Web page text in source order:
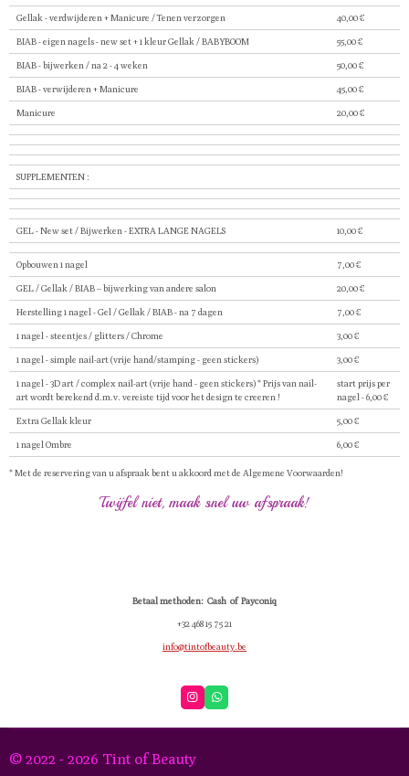
Gellak - verdwijderen + Manicure / Tenen verzorgen 40,00 €
BIAB - eigen nagels - new set + 1 kleur Gellak / BABYBOOM 55,00 €
BIAB - bijwerken / na 2 - 4 weken 50,00 €
BIAB - verwijderen + Manicure 45,00 €
Manicure 20,00 €
SUPPLEMENTEN :
GEL - New set / Bijwerken - EXTRA LANGE NAGELS 10,00 €
Opbouwen 1 nagel 7,00 €
GEL / Gellak / BIAB – bijwerking van andere salon 20,00 €
Herstelling 1 nagel - Gel / Gellak / BIAB - na 7 dagen 7,00 €
1 nagel - steentjes / glitters / Chrome 3,00 €
1 nagel - simple nail-art (vrije hand/stamping - geen stickers) 3,00 €
1 nagel - 3D art / complex nail-art (vrije hand - geen stickers) * Prijs van nail-
art wordt berekend d.m.v. vereiste tijd voor het design te creeren !
start prijs per
nagel - 6,00 €
Extra Gellak kleur 5,00 €
1 nagel Ombre 6,00 €
* Met de reservering van u afspraak bent u akkoord met de Algemene Voorwaarden!
Twijfel niet, maak snel uw afspraak!
Betaal methoden: Cash of Payconiq
+32 468 15 75 21
info@tintofbeauty.be
I
n
g
r
W
h
© 2022 - 2026 Tint of Beauty